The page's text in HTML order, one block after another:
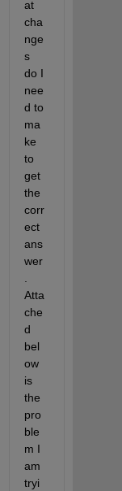
at
cha
nge
s
do I
nee
d to
ma
ke
to
get
the
corr
ect
ans
wer
Atta
che
d
bel
ow
is
the
pro
ble
m I
am
tryi